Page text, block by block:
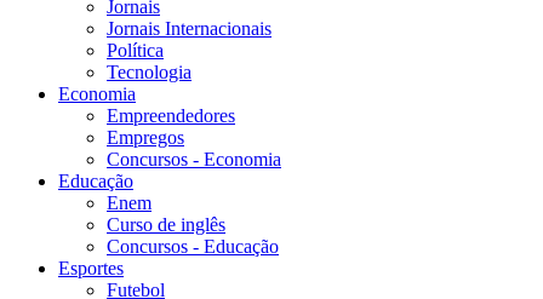
Jornais
Jornais Internacionais
Política
Tecnologia
Economia
Empreendedores
Empregos
Concursos - Economia
Educação
Enem
Curso de inglês
Concursos - Educação
Esportes
Futebol